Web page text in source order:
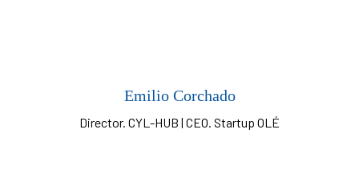
Emilio Corchado
Director. CYL-HUB | CEO. Startup OLÉ